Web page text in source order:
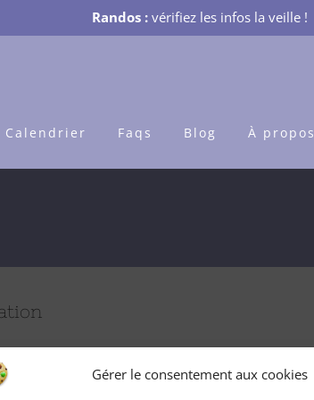
Randos : vérifiez les infos la veille !
Gérer le consentement aux cookies
Calendrier Faqs Blog À propos